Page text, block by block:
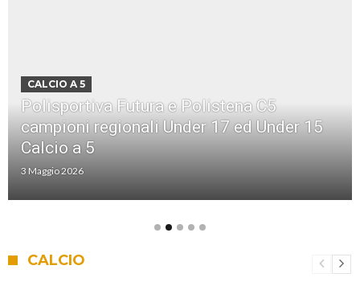
CALCIO A 5
Polisportiva Futura e Polistena C5
campioni regionali Under 17 ed Under 15
Calcio a 5
3 Maggio 2026
CALCIO